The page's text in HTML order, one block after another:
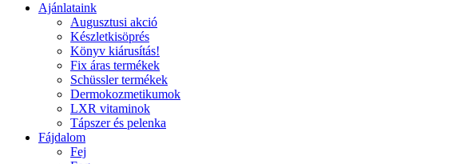
Ajánlataink
Augusztusi akció
Készletkisöprés
Könyv kiárusítás!
Fix áras termékek
Schüssler termékek
Dermokozmetikumok
LXR vitaminok
Tápszer és pelenka
Fájdalom
Fej